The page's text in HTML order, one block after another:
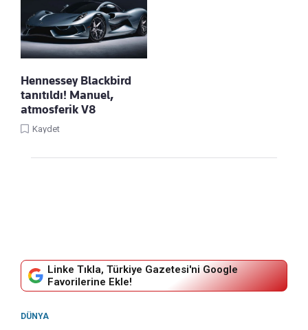
Hennessey Blackbird
tanıtıldı! Manuel,
atmosferik V8
Kaydet
Linke Tıkla, Türkiye Gazetesi'ni Google
Favorilerine Ekle!
DÜNYA